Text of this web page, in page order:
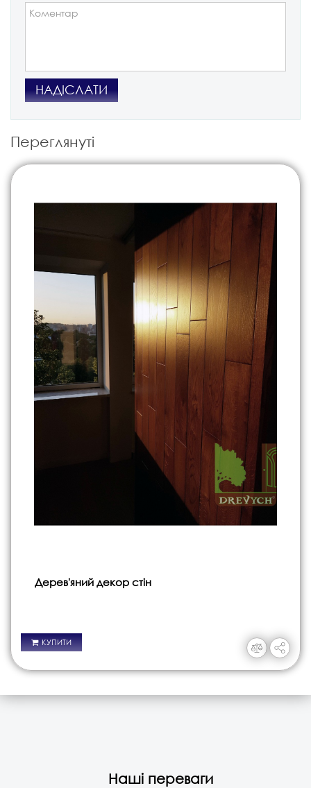
НАДІСЛАТИ
Переглянуті
Дерев'яний декор стін
КУПИТИ
Наші переваги